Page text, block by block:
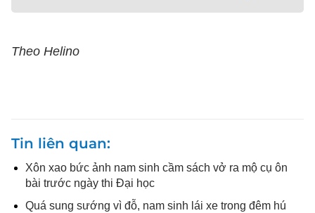
Theo Helino
Tin liên quan
Xôn xao bức ảnh nam sinh cầm sách vở ra mộ cụ ôn
bài trước ngày thi Đại học
Quá sung sướng vì đỗ, nam sinh lái xe trong đêm hú